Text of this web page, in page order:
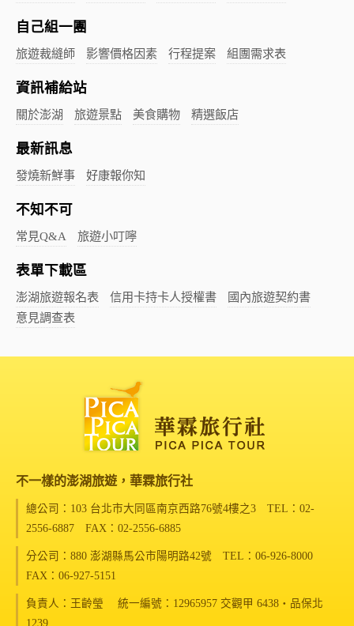
自己組一團
旅遊裁縫師 影響價格因素 行程提案 組團需求表
資訊補給站
關於澎湖 旅遊景點 美食購物 精選飯店
最新訊息
發燒新鮮事 好康報你知
不知不可
常見Q&A 旅遊小叮嚀
表單下載區
澎湖旅遊報名表 信用卡持卡人授權書
國內旅遊契約書
意見調查表
不一樣的澎湖旅遊，華霖旅行社
總公司：103 台北市大同區南京西路76號4樓之3 TEL：02-
2556-6887 FAX：02-2556-6885
分公司：880 澎湖縣馬公市陽明路42號 TEL：06-926-8000
FAX：06-927-5151
負責人：王齡瑩 統一編號：12965957 交觀甲 6438‧品保北
1239